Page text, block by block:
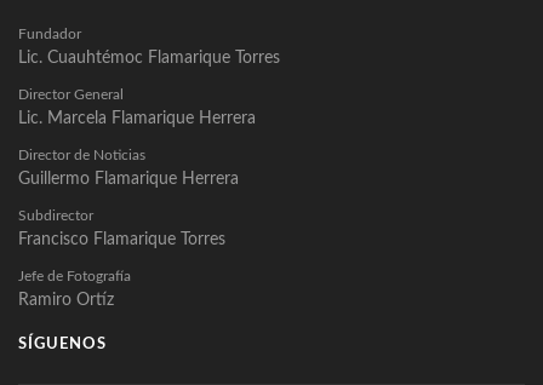
Fundador
Lic. Cuauhtémoc Flamarique Torres
Director General
Lic. Marcela Flamarique Herrera
Director de Noticias
Guillermo Flamarique Herrera
Subdirector
Francisco Flamarique Torres
Jefe de Fotografía
Ramiro Ortíz
SÍGUENOS